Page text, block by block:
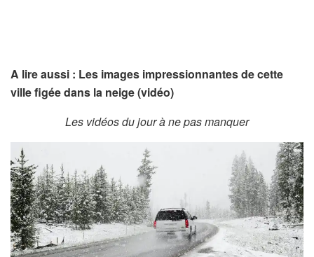
A lire aussi : Les images impressionnantes de cette
ville figée dans la neige (vidéo)
Les vidéos du jour à ne pas manquer